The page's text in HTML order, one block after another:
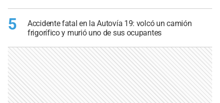
5
Accidente fatal en la Autovía 19: volcó un camión
frigorífico y murió uno de sus ocupantes